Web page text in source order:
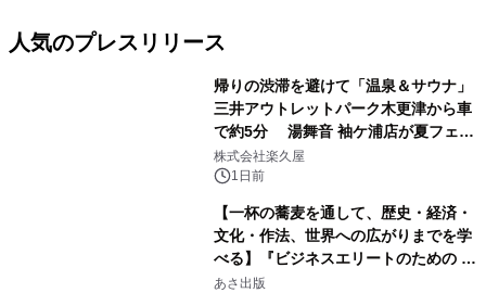
人気のプレスリリース
帰りの渋滞を避けて「温泉＆サウナ」
三井アウトレットパーク木更津から車
で約5分 湯舞音 袖ケ浦店が夏フェア
メニューを提供
株式会社楽久屋
1日前
【一杯の蕎麦を通して、歴史・経済・
文化・作法、世界への広がりまでを学
べる】『ビジネスエリートのための 教
養としての蕎麦』2026年8月25日
あさ出版